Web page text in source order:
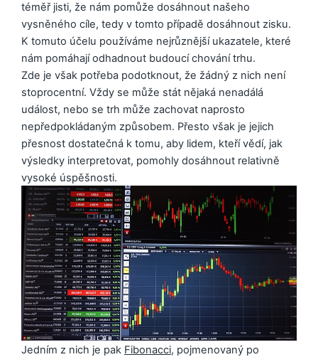
téměř jisti, že nám pomůže dosáhnout našeho
vysněného cíle, tedy v tomto případě dosáhnout zisku.
K tomuto účelu používáme nejrůznější ukazatele, které
nám pomáhají odhadnout budoucí chování trhu.
Zde je však potřeba podotknout, že žádný z nich není
stoprocentní. Vždy se může stát nějaká nenadálá
událost, nebo se trh může zachovat naprosto
nepředpokládaným způsobem. Přesto však je jejich
přesnost dostatečná k tomu, aby lidem, kteří vědí, jak
výsledky interpretovat, pomohly dosáhnout relativně
vysoké úspěšnosti.
Jedním z nich je pak Fibonacci, pojmenovaný po